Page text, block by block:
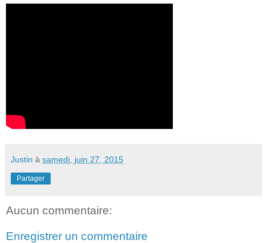
Justin à samedi, juin 27, 2015
Partager
Aucun commentaire:
Enregistrer un commentaire